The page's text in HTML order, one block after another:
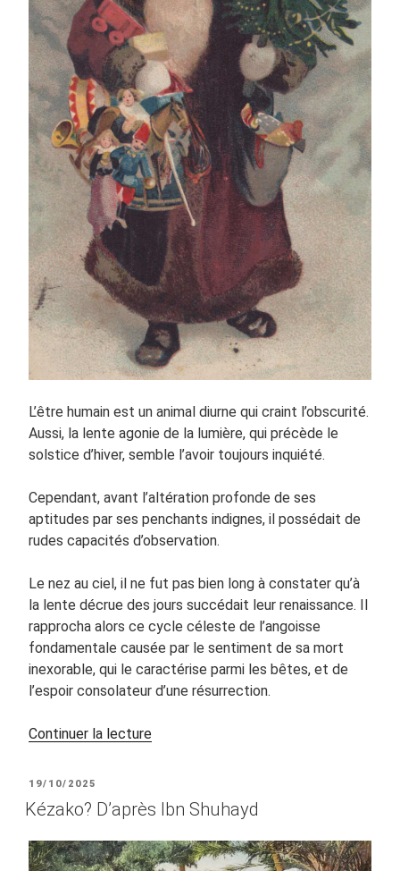
L’être humain est un animal diurne qui craint l’obscurité.
Aussi, la lente agonie de la lumière, qui précède le
solstice d’hiver, semble l’avoir toujours inquiété.
Cependant, avant l’altération profonde de ses
aptitudes par ses penchants indignes, il possédait de
rudes capacités d’observation.
Le nez au ciel, il ne fut pas bien long à constater qu’à
la lente décrue des jours succédait leur renaissance. Il
rapprocha alors ce cycle céleste de l’angoisse
fondamentale causée par le sentiment de sa mort
inexorable, qui le caractérise parmi les bêtes, et de
l’espoir consolateur d’une résurrection.
Continuer la lecturede
pour
une
danseuse
PUBLIÉ
LE
19/10/2025
Kézako? D’après Ibn Shuhayd